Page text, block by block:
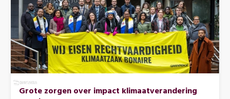
Grote zorgen over impact klimaatverandering